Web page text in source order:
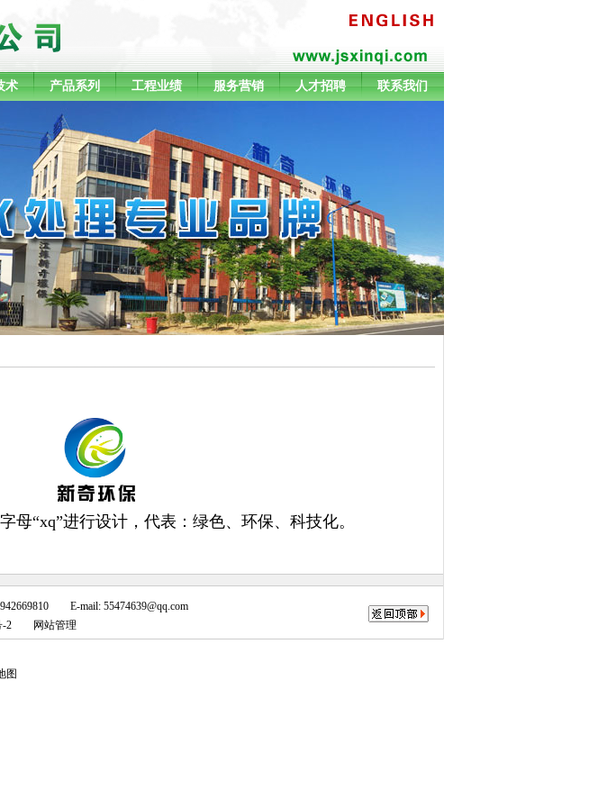
术 产品系列 工程业绩 服务营销 人才招聘 联系我们
母“xq”进行设计，代表：绿色、环保、科技化。
E-mail: 55474639@qq.com
号-2
网站管理
图